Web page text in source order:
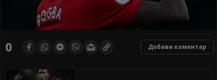
0 Добави коментар